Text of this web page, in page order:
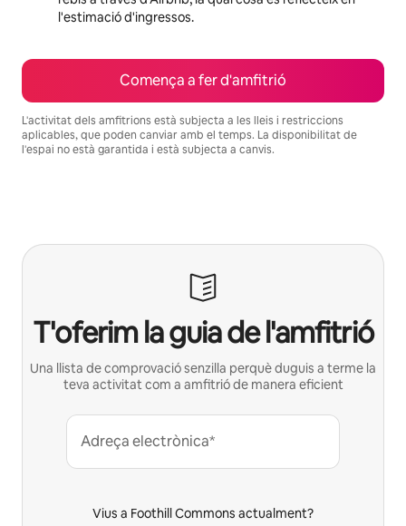
l'estimació d'ingressos.
Comença a fer d'amfitrió
L'activitat dels amfitrions està subjecta a les lleis i restriccions
aplicables, que poden canviar amb el temps. La disponibilitat de
l'espai no està garantida i està subjecta a canvis.
T'oferim la guia de l'amfitrió
Una llista de comprovació senzilla perquè duguis a terme la
teva activitat com a amfitrió de manera eficient
Adreça electrònica*
Vius a Foothill Commons actualment?